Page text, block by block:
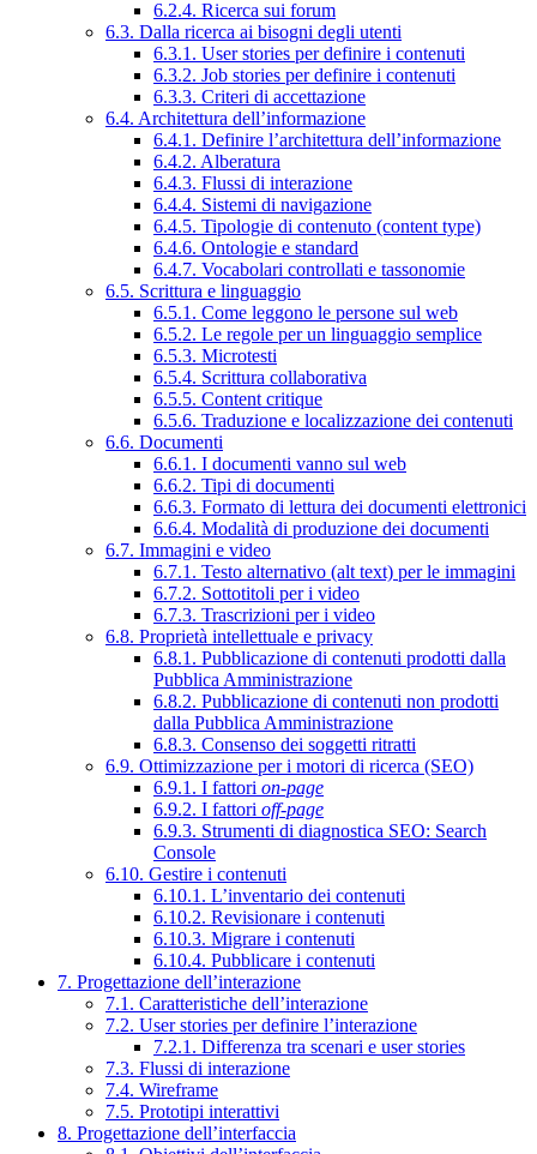
6.2.4. Ricerca sui forum
6.3. Dalla ricerca ai bisogni degli utenti
6.3.1. User stories per definire i contenuti
6.3.2. Job stories per definire i contenuti
6.3.3. Criteri di accettazione
6.4. Architettura dell’informazione
6.4.1. Definire l’architettura dell’informazione
6.4.2. Alberatura
6.4.3. Flussi di interazione
6.4.4. Sistemi di navigazione
6.4.5. Tipologie di contenuto (content type)
6.4.6. Ontologie e standard
6.4.7. Vocabolari controllati e tassonomie
6.5. Scrittura e linguaggio
6.5.1. Come leggono le persone sul web
6.5.2. Le regole per un linguaggio semplice
6.5.3. Microtesti
6.5.4. Scrittura collaborativa
6.5.5. Content critique
6.5.6. Traduzione e localizzazione dei contenuti
6.6. Documenti
6.6.1. I documenti vanno sul web
6.6.2. Tipi di documenti
6.6.3. Formato di lettura dei documenti elettronici
6.6.4. Modalità di produzione dei documenti
6.7. Immagini e video
6.7.1. Testo alternativo (alt text) per le immagini
6.7.2. Sottotitoli per i video
6.7.3. Trascrizioni per i video
6.8. Proprietà intellettuale e privacy
6.8.1. Pubblicazione di contenuti prodotti dalla
Pubblica Amministrazione
6.8.2. Pubblicazione di contenuti non prodotti
dalla Pubblica Amministrazione
6.8.3. Consenso dei soggetti ritratti
6.9. Ottimizzazione per i motori di ricerca (SEO)
6.9.1. I fattori on-page
6.9.2. I fattori off-page
6.9.3. Strumenti di diagnostica SEO: Search
Console
6.10. Gestire i contenuti
6.10.1. L’inventario dei contenuti
6.10.2. Revisionare i contenuti
6.10.3. Migrare i contenuti
6.10.4. Pubblicare i contenuti
7. Progettazione dell’interazione
7.1. Caratteristiche dell’interazione
7.2. User stories per definire l’interazione
7.2.1. Differenza tra scenari e user stories
7.3. Flussi di interazione
7.4. Wireframe
7.5. Prototipi interattivi
8. Progettazione dell’interfaccia